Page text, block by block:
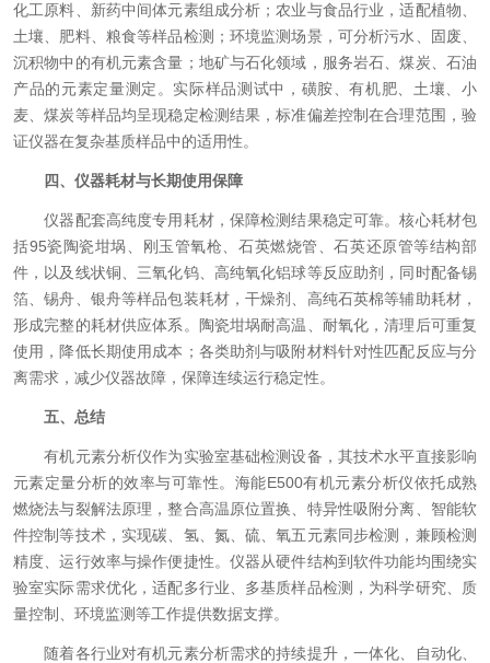
化工原料、新药中间体元素组成分析；农业与食品行业，适配植物、
土壤、肥料、粮食等样品检测；环境监测场景，可分析污水、固废、
沉积物中的有机元素含量；地矿与石化领域，服务岩石、煤炭、石油
产品的元素定量测定。实际样品测试中，磺胺、有机肥、土壤、小
麦、煤炭等样品均呈现稳定检测结果，标准偏差控制在合理范围，验
证仪器在复杂基质样品中的适用性。
四、仪器耗材与长期使用保障
仪器配套高纯度专用耗材，保障检测结果稳定可靠。核心耗材包
括95瓷陶瓷坩埚、刚玉管氧枪、石英燃烧管、石英还原管等结构部
件，以及线状铜、三氧化钨、高纯氧化铝球等反应助剂，同时配备锡
箔、锡舟、银舟等样品包装耗材，干燥剂、高纯石英棉等辅助耗材，
形成完整的耗材供应体系。陶瓷坩埚耐高温、耐氧化，清理后可重复
使用，降低长期使用成本；各类助剂与吸附材料针对性匹配反应与分
离需求，减少仪器故障，保障连续运行稳定性。
五、总结
有机元素分析仪作为实验室基础检测设备，其技术水平直接影响
元素定量分析的效率与可靠性。海能E500有机元素分析仪依托成熟
燃烧法与裂解法原理，整合高温原位置换、特异性吸附分离、智能软
件控制等技术，实现碳、氢、氮、硫、氧五元素同步检测，兼顾检测
精度、运行效率与操作便捷性。仪器从硬件结构到软件功能均围绕实
验室实际需求优化，适配多行业、多基质样品检测，为科学研究、质
量控制、环境监测等工作提供数据支撑。
随着各行业对有机元素分析需求的持续提升，一体化、自动化、